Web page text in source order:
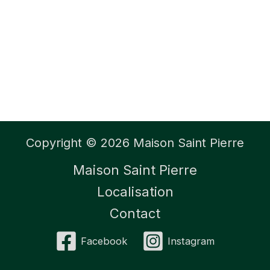
Copyright © 2026 Maison Saint Pierre
Maison Saint Pierre
Localisation
Contact
Facebook Instagram